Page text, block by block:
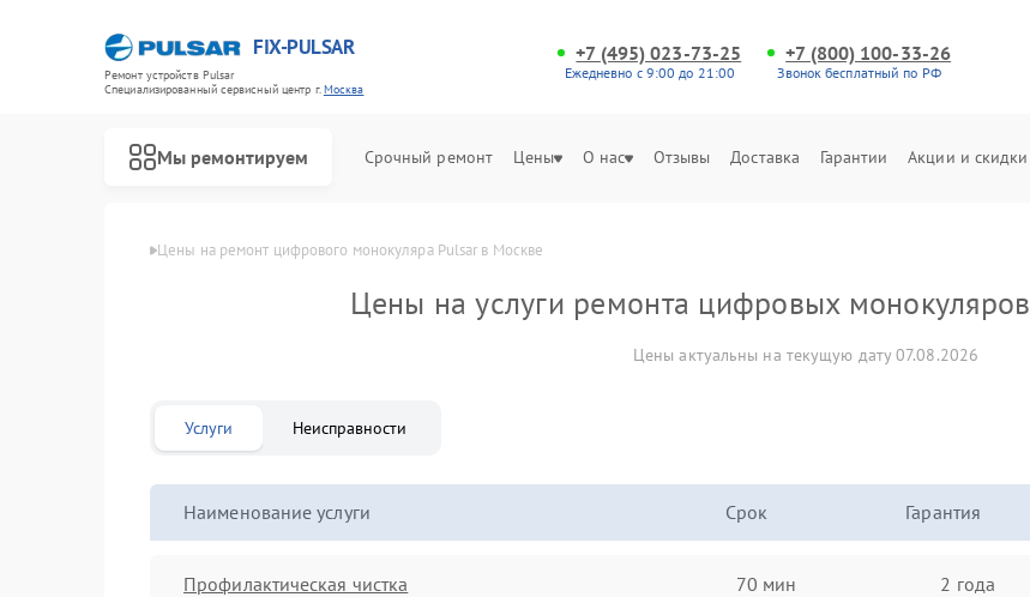
FIX-PULSAR
Ремонт устройств Pulsar
Специализированный cервисный центр г.Москва
+7 (495) 023-73-25
Ежедневно с 9:00 до 21:00
+7 (800) 100-33-26
Звонок бесплатный по РФ
Мы ремонтируем Срочный ремонт Цены О нас Отзывы Доставка Гарантии Акции и скидки
Цены Цены на ремонт цифрового монокуляра Pulsar в Москве
Цены на услуги ремонта цифровых монокуляров
Цены актуальны на текущую дату 07.08.2026
Услуги Неисправности
Наименование услуги Срок Гарантия
Профилактическая чистка 70 мин 2 года